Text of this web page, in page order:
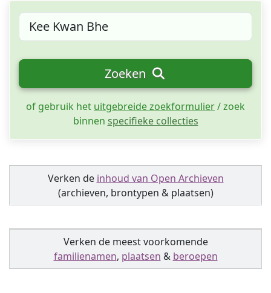
Zoeken
of gebruik het uitgebreide zoekformulier/ zoek
binnen specifieke collecties
Verken de inhoud van Open Archieven
(archieven, brontypen & plaatsen)
Verken de meest voorkomende
familienamen, plaatsen & beroepen